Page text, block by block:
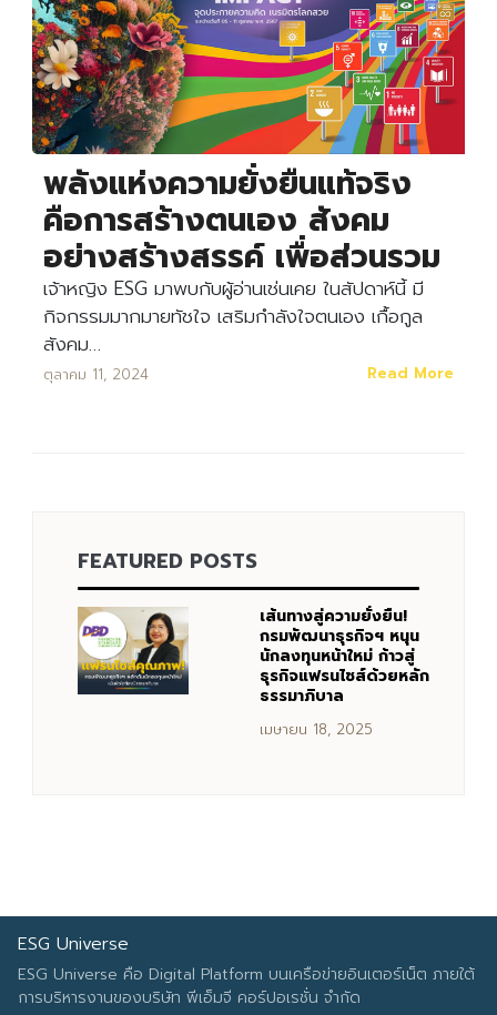
Search
พลังแห่งความยั่งยืนแท้จริง
คือการสร้างตนเอง สังคม
อย่างสร้างสรรค์ เพื่อส่วนรวม
เจ้าหญิง ESG มาพบกับผู้อ่านเช่นเคย ในสัปดาห์นี้ มี
กิจกรรมมากมายทัชใจ เสริมกำลังใจตนเอง เกื้อกูล
สังคม…
ตุลาคม 11, 2024 Read More
FEATURED POSTS
เส้นทางสู่ความยั่งยืน!
กรมพัฒนาธุรกิจฯ หนุน
นักลงทุนหน้าใหม่ ก้าวสู่
ธุรกิจแฟรนไชส์ด้วยหลัก
ธรรมาภิบาล
เมษายน 18, 2025
ESG Universe
ESG Universe คือ Digital Platform บนเครือข่ายอินเตอร์เน็ต ภายใต้
การบริหารงานของบริษัท พีเอ็มจี คอร์ปอเรชั่น จำกัด